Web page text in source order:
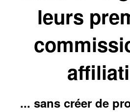
leurs
... sans créer de